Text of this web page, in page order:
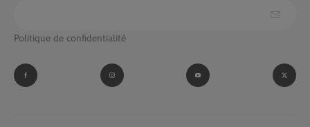
Politique de confidentialité